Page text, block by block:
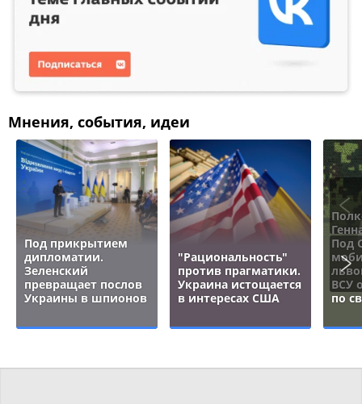
Мнения, события, идеи
Под прикрытием
дипломатии.
Зеленский
превращает послов
Украины в шпионов
"Рациональность"
против прагматики.
Украина истощается
в интересах США
Под
ВСУ
по